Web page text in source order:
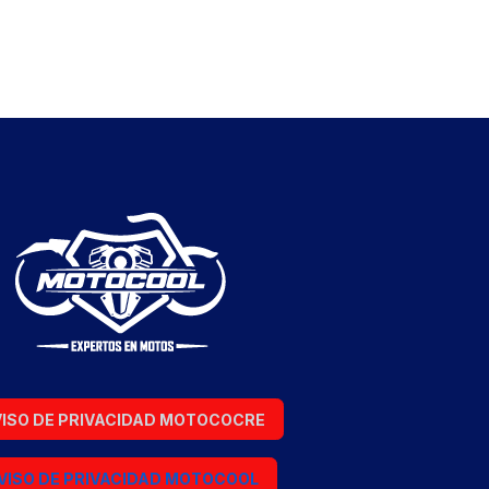
DE PRIVACIDAD MOTOCOCRE
DE PRIVACIDAD MOTOCOOL